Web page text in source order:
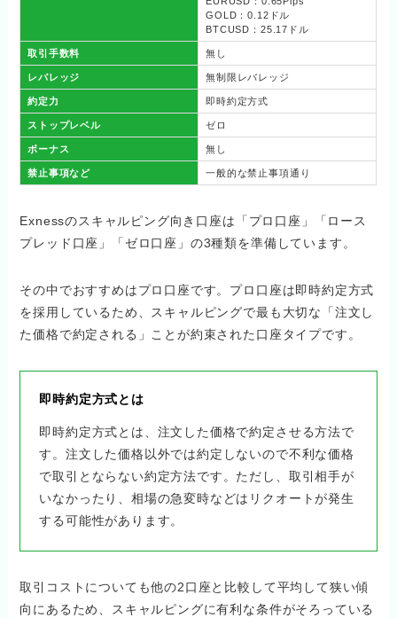
GOLD：0.12ドル
BTCUSD：25.17ドル
取引手数料 無し
レバレッジ 無制限レバレッジ
約定力 即時約定方式
ストップレベル ゼロ
ボーナス 無し
禁止事項など 一般的な禁止事項通り
Exnessのスキャルピング向き口座は「プロ口座」「ロース
プレッド口座」「ゼロ口座」の3種類を準備しています。
その中でおすすめはプロ口座です。プロ口座は即時約定方式
を採用しているため、スキャルピングで最も大切な「注文し
た価格で約定される」ことが約束された口座タイプです。
即時約定方式とは
即時約定方式とは、注文した価格で約定させる方法で
す。注文した価格以外では約定しないので不利な価格
で取引とならない約定方法です。ただし、取引相手が
いなかったり、相場の急変時などはリクオートが発生
する可能性があります。
取引コストについても他の2口座と比較して平均して狭い傾
向にあるため、スキャルピングに有利な条件がそろっている